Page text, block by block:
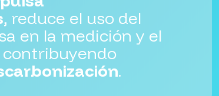
, reduce el uso del
en la medición y el
.